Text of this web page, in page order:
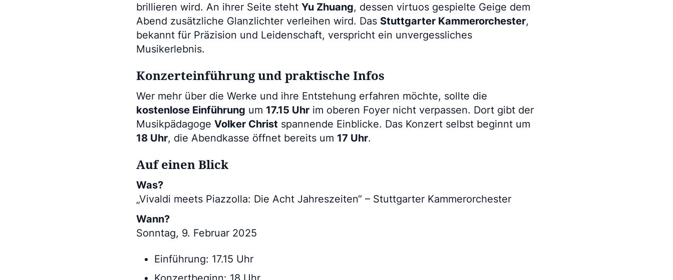
brillieren wird. An ihrer Seite steht Yu Zhuang, dessen virtuos gespielte Geige dem
Abend zusätzliche Glanzlichter verleihen wird. Das Stuttgarter Kammerorchester,
bekannt für Präzision und Leidenschaft, verspricht ein unvergessliches
Musikerlebnis.
Konzerteinführung und praktische Infos
Wer mehr über die Werke und ihre Entstehung erfahren möchte, sollte die
kostenlose Einführung um 17.15 Uhr im oberen Foyer nicht verpassen. Dort gibt der
Musikpädagoge Volker Christ spannende Einblicke. Das Konzert selbst beginnt um
18 Uhr, die Abendkasse öffnet bereits um 17 Uhr.
Auf einen Blick
Was?
„Vivaldi meets Piazzolla: Die Acht Jahreszeiten“ – Stuttgarter Kammerorchester
Wann?
Sonntag, 9. Februar 2025
Einführung: 17.15 Uhr